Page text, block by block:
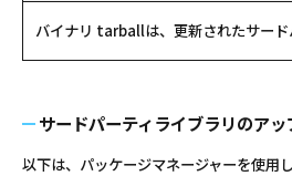
バイナリ tarballは、更新されたサー
サードパーティライブラリのア
以下は、パッケージマネージャーを使用